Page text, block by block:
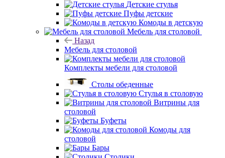
Детские стулья
Пуфы детские
Комоды в детскую
Мебель для столовой
Назад
Мебель для столовой
Комплекты мебели для столовой
Столы обеденные
Стулья в столовую
Витрины для
столовой
Буфеты
Комоды для
столовой
Бары